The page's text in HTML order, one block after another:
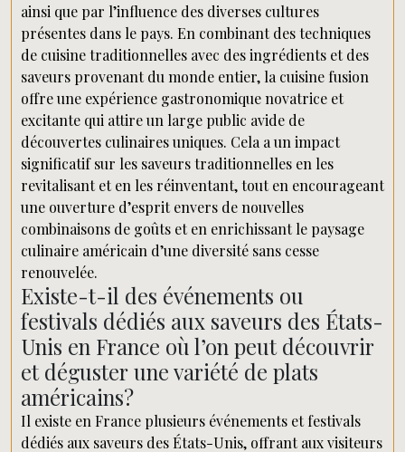
ainsi que par l’influence des diverses cultures
présentes dans le pays. En combinant des techniques
de cuisine traditionnelles avec des ingrédients et des
saveurs provenant du monde entier, la cuisine fusion
offre une expérience gastronomique novatrice et
excitante qui attire un large public avide de
découvertes culinaires uniques. Cela a un impact
significatif sur les saveurs traditionnelles en les
revitalisant et en les réinventant, tout en encourageant
une ouverture d’esprit envers de nouvelles
combinaisons de goûts et en enrichissant le paysage
culinaire américain d’une diversité sans cesse
renouvelée.
Existe-t-il des événements ou
festivals dédiés aux saveurs des États-
Unis en France où l’on peut découvrir
et déguster une variété de plats
américains?
Il existe en France plusieurs événements et festivals
dédiés aux saveurs des États-Unis, offrant aux visiteurs